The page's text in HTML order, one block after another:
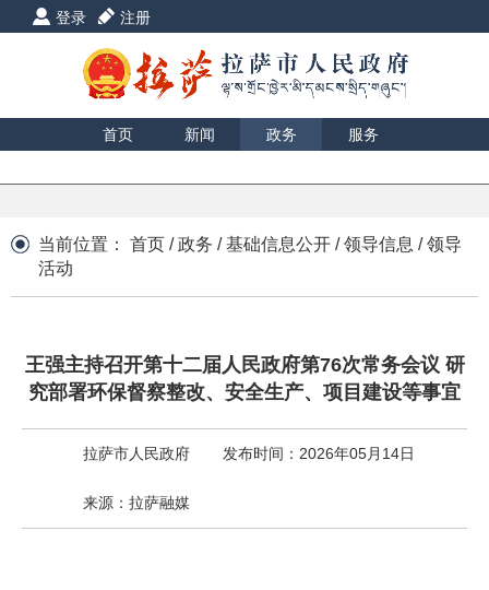
登录 注册
首页 新闻 政务
服务
当前位置： 首页 /政务 /基础信息公开 /领导信息 /领导
活动
王强主持召开第十二届人民政府第76次常务会议 研
究部署环保督察整改、安全生产、项目建设等事宜
拉萨市人民政府 发布时间：2026年05月14日
来源：拉萨融媒